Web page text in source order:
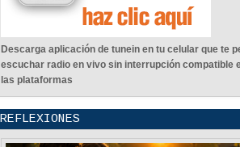
Descarga aplicación de tunein en tu celular que te
escuchar radio en vivo sin interrupción compatible
las plataformas
REFLEXIONES